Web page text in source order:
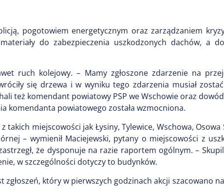
pogotowiem energetycznym oraz zarządzaniem
do zabezpieczenia uszkodzonych dachów, a
ruch kolejowy. – Mamy zgłoszone zdarzenie na
się drzewa i w wyniku tego zdarzenia musiał
też komendant powiatowy PSP we Wschowie oraz
komendanta powiatowego została wzmocniona.
takich miejscowości jak Łysiny, Tylewice, Wschowa,
– wymienił Maciejewski, pytany o miejscowości z
że dysponuje na razie raportem ogólnym. –
w szczególności dotyczy to budynków.
zgłoszeń, który w pierwszych godzinach akcji szacowano